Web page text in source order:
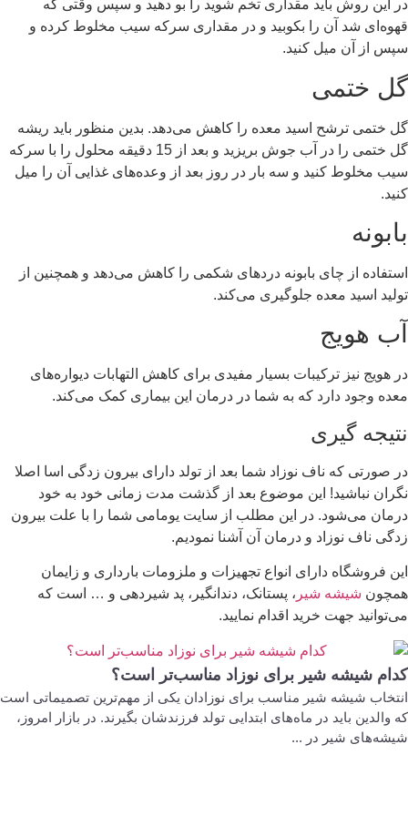
در این روش باید مقداری تخم شوید را بو دهید و سپس وقتی که
قهوه‌ای شد آن را بکوبید و در مقداری سرکه سیب مخلوط کرده و
سپس از آن میل کنید.
گل ختمی
گل ختمی ترشح اسید معده را کاهش می‌دهد. بدین منظور باید ریشه
گل ختمی را در آب جوش بریزید و بعد از 15 دقیقه محلول را با سرکه
سیب مخلوط کنید و سه بار در روز بعد از وعده‌های غذایی آن را میل
کنید.
بابونه
استفاده از چای بابونه دردهای شکمی را کاهش می‌دهد و همچنین از
تولید اسید معده جلوگیری می‌کند.
آب هویج
در هویج نیز ترکیبات بسیار مفیدی برای کاهش التهابات دیواره‌های
معده وجود دارد که به شما در درمان این بیماری کمک می‌کند.
نتیجه گیری
در صورتی که ناف نوزاد شما بعد از تولد دارای بیرون زدگی اسا اصلا
نگران نباشید! این موضوع بعد از گذشت مدت زمانی خود به خود
درمان می‌شود. در این مطلب از سایت یومامی شما را با علت بیرون
زدگی ناف نوزاد و درمان آن آشنا نمودیم.
این فروشگاه دارای انواع تجهیزات و ملزومات بارداری و زایمان
همچون شیشه شیر ، پستانک، دندانگیر، پد شیردهی و … است که
می‌توانید جهت خرید اقدام نمایید.
کدام شیشه شیر برای نوزاد مناسب‌تر است؟
انتخاب شیشه شیر مناسب برای نوزادان یکی از مهم‌ترین تصمیماتی است
که والدین باید در ماه‌های ابتدایی تولد فرزندشان بگیرند. در بازار امروز،
شیشه‌های شیر در ...